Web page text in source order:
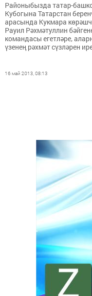
Районыбызда татар-
Кубогына Татарстан
арасында Кукмара
Рауил Рәхмәтуллин
командасы егетләре,
үзенең рәхмәт сүзләрен
16 май 2013, 08:13